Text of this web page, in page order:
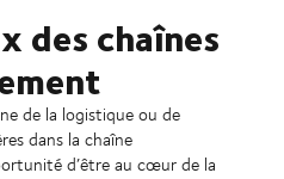
des chaînes
de la logistique ou de
dans la chaîne
d’être au cœur de la